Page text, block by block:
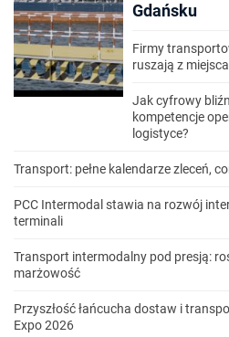
Gdańsku
Firmy
ruszają z miejsca
Jak cyfrowy
kompetencje
logistyce?
Transport: pełne kalendarze zleceń,
PCC Intermodal stawia na rozwój
terminali
Transport intermodalny pod presją:
marżowość
Przyszłość łańcucha dostaw i
Expo 2026